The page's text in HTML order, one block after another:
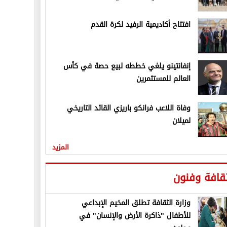
افتتاح أكاديمية الرفيد لكرة القدم
إنفانتينو يلغي خططه لبيع حصة في كأس
العالم للمستثمرين
وفاة اللاعب فرانكو باريزي القائد التاريخي
لميلان
المزيد
وفنون
وزارة الثقافة تطلق المخيم الإبداعي
للأطفال "ذاكرة الأرض والإنسان" في